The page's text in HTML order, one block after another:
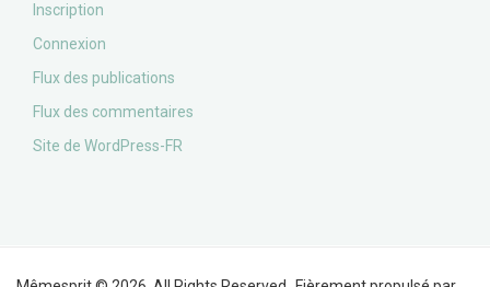
Inscription
Connexion
Flux des publications
Flux des commentaires
Site de WordPress-FR